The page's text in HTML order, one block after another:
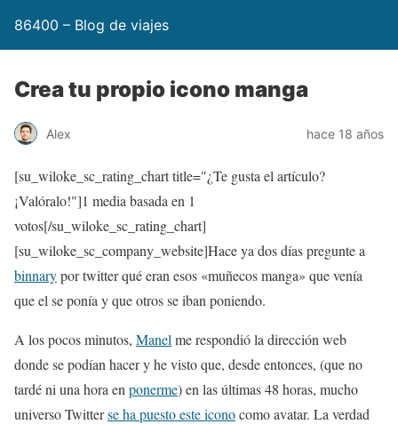
86400 – Blog de viajes
Crea tu propio icono manga
Alex hace 18 años
[su_wiloke_sc_rating_chart title="¿Te gusta el artículo?
¡Valóralo!"]1 media basada en 1
votos[/su_wiloke_sc_rating_chart]
[su_wiloke_sc_company_website]Hace ya dos días pregunte a
binnarypor twitter qué eran esos «muñecos manga» que venía
que el se ponía y que otros se iban poniendo.
A los pocos minutos, Manel me respondió la dirección web
donde se podían hacer y he visto que, desde entonces, (que no
tardé ni una hora en ponerme) en las últimas 48 horas, mucho
universo Twitterse ha puesto este iconocomo avatar. La verdad